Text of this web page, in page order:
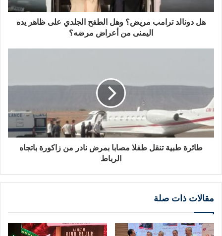
هل دونالد ترامب مريض؟ وهل الطفح الجلدي على ظاهر يده
اليمنى من أعراض مرضه؟
طائرة طبية تنقل طفلا مصابا بمرض نادر من زاكورة باتجاه
الرباط
مقالات ذات صلة